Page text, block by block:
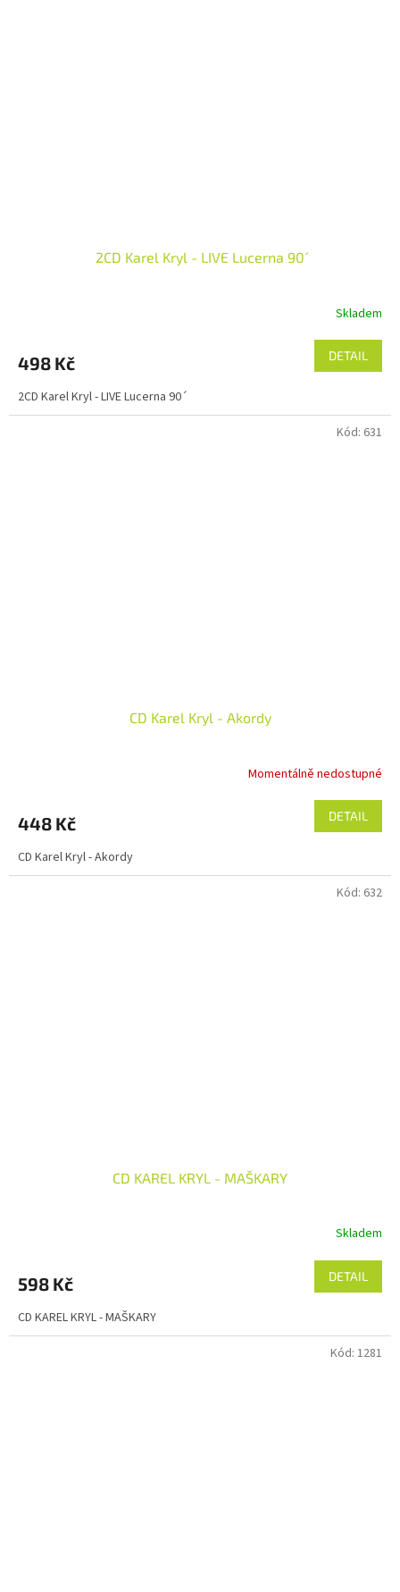
2CD Karel Kryl - LIVE Lucerna 90´
Skladem
498 Kč DETAIL
2CD Karel Kryl - LIVE Lucerna 90´
CD Karel Kryl - Akordy
je
z
5
Momentálně nedostupné
448 Kč DETAIL
CD Karel Kryl - Akordy
Kód: 631
CD KAREL KRYL - MAŠKARY
Skladem
598 Kč DETAIL
CD KAREL KRYL - MAŠKARY
Kód: 632
Kód: 1281